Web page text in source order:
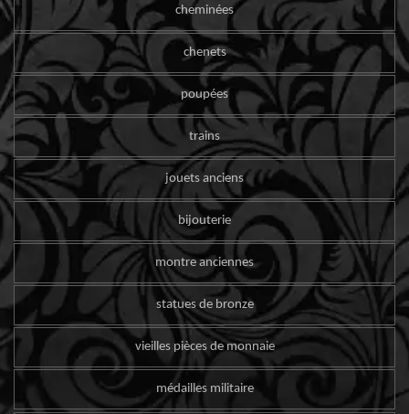
cheminées
chenets
poupées
trains
jouets anciens
bijouterie
montre anciennes
statues de bronze
vieilles pièces de monnaie
médailles militaire